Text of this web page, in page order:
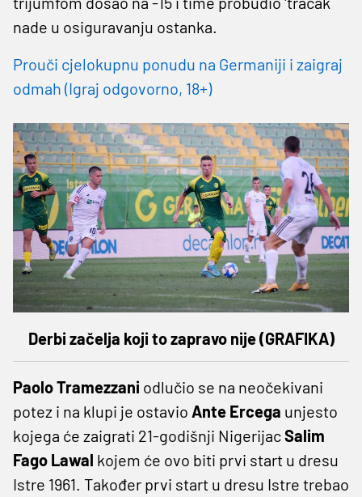
nade u osiguravanju ostanka.
Prouči cjelokupnu ponudu na Germaniji i zaigraj
odmah (Igraj odgovorno, 18+)
Derbi začelja koji to zapravo nije (GRAFIKA)
Paolo Tramezzani odlučio se na neočekivani
potez i na klupi je ostavio Ante Ercega unjesto
kojega će zaigrati 21-godišnji NigerijacSalim
Fago Lawal kojem će ovo biti prvi start u dresu
Istre 1961. Također prvi start u dresu Istre trebao